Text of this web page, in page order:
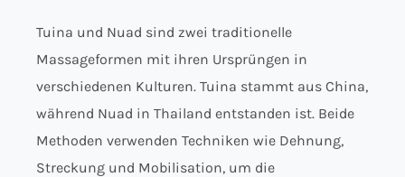
Tuina und Nuad sind zwei traditionelle
Massageformen mit ihren Ursprüngen in
verschiedenen Kulturen. Tuina stammt aus China,
während Nuad in Thailand entstanden ist. Beide
Methoden verwenden Techniken wie Dehnung,
Streckung und Mobilisation, um die